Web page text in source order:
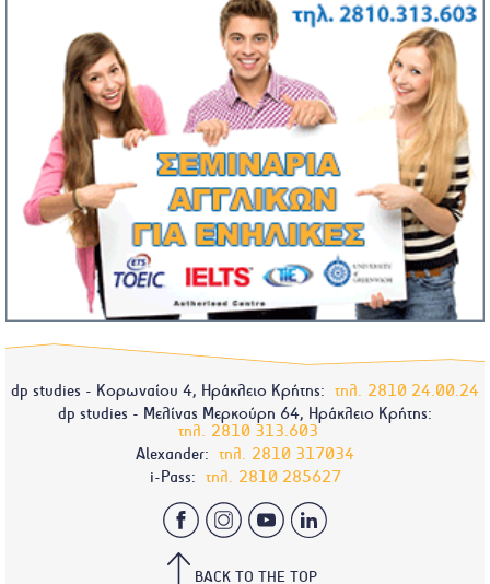
dp studies - Κορωναίου 4, Ηράκλειο Κρήτης: τηλ. 2810 24.00.24
dp studies - Μελίνας Μερκούρη 64, Ηράκλειο Κρήτης:
τηλ. 2810 313.603
Alexander: τηλ. 2810 317034
i-Pass: τηλ. 2810 285627
BACK TO THE TOP